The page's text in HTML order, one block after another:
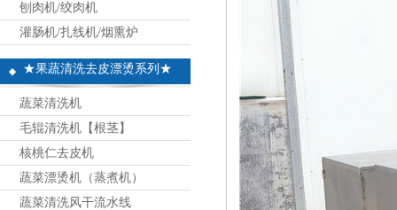
刨肉机/绞肉机
灌肠机/扎线机/烟熏炉
★果蔬清洗去皮漂烫系列★
蔬菜清洗机
毛辊清洗机【根茎】
核桃仁去皮机
蔬菜漂烫机（蒸煮机）
蔬菜清洗风干流水线